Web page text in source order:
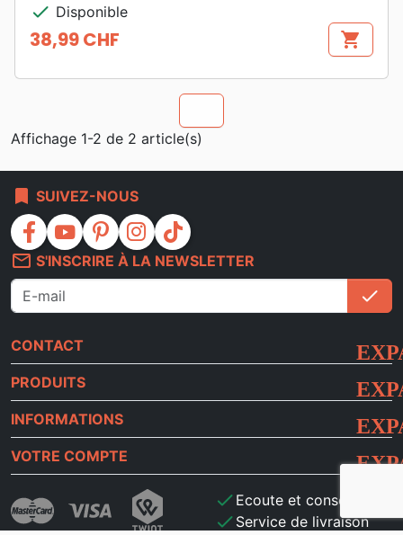
check Disponible
Prix
38,99 CHF shopping_cart
Affichage 1-2 de 2 article(s)
bookmark SUIVEZ-NOUS
facebook youtube pinterest instagram
tiktok
mail_outline S'INSCRIRE À LA NEWSLETTER
check
CONTACT
PRODUITS
INFORMATIONS
VOTRE COMPTE
check Ecoute et conseils
check Service de livraison